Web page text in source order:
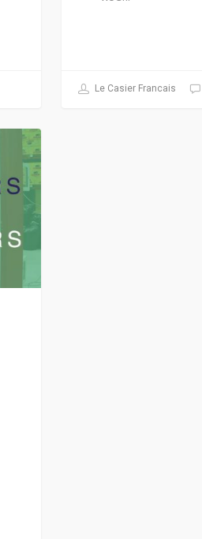
Le Casier Francais